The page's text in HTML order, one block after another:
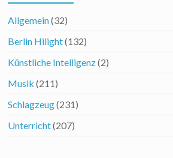
Allgemein(32)
Berlin Hilight(132)
Künstliche Intelligenz(2)
Musik (211)
Schlagzeug(231)
Unterricht(207)